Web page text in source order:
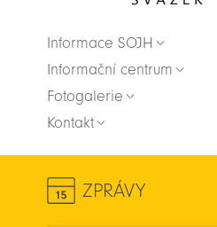
Informace SOJH
Informační centrum
Fotogalerie
Kontakt
ZPRÁVY